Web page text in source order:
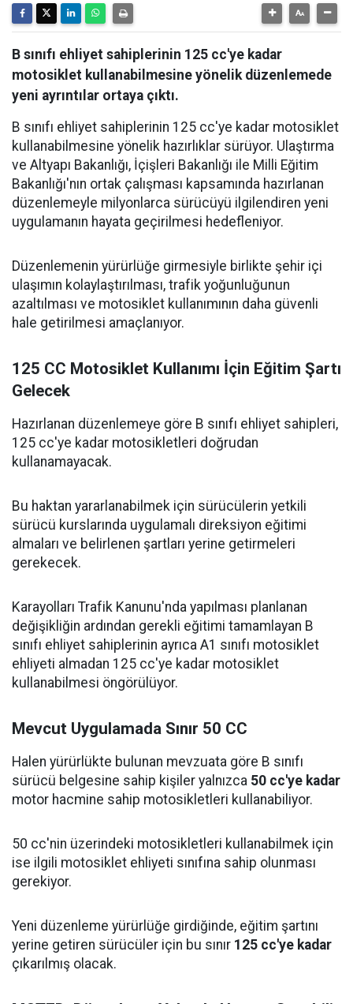
B sınıfı ehliyet sahiplerinin 125 cc'ye kadar
motosiklet kullanabilmesine yönelik düzenlemede
yeni ayrıntılar ortaya çıktı.
B sınıfı ehliyet sahiplerinin 125 cc'ye kadar motosiklet
kullanabilmesine yönelik hazırlıklar sürüyor. Ulaştırma
ve Altyapı Bakanlığı, İçişleri Bakanlığı ile Milli Eğitim
Bakanlığı'nın ortak çalışması kapsamında hazırlanan
düzenlemeyle milyonlarca sürücüyü ilgilendiren yeni
uygulamanın hayata geçirilmesi hedefleniyor.
Düzenlemenin yürürlüğe girmesiyle birlikte şehir içi
ulaşımın kolaylaştırılması, trafik yoğunluğunun
azaltılması ve motosiklet kullanımının daha güvenli
hale getirilmesi amaçlanıyor.
125 CC Motosiklet Kullanımı İçin Eğitim Şartı
Gelecek
Hazırlanan düzenlemeye göre B sınıfı ehliyet sahipleri,
125 cc'ye kadar motosikletleri doğrudan
kullanamayacak.
Bu haktan yararlanabilmek için sürücülerin yetkili
sürücü kurslarında uygulamalı direksiyon eğitimi
almaları ve belirlenen şartları yerine getirmeleri
gerekecek.
Karayolları Trafik Kanunu'nda yapılması planlanan
değişikliğin ardından gerekli eğitimi tamamlayan B
sınıfı ehliyet sahiplerinin ayrıca A1 sınıfı motosiklet
ehliyeti almadan 125 cc'ye kadar motosiklet
kullanabilmesi öngörülüyor.
Mevcut Uygulamada Sınır 50 CC
Halen yürürlükte bulunan mevzuata göre B sınıfı
sürücü belgesine sahip kişiler yalnızca 50 cc'ye kadar
motor hacmine sahip motosikletleri kullanabiliyor.
50 cc'nin üzerindeki motosikletleri kullanabilmek için
ise ilgili motosiklet ehliyeti sınıfına sahip olunması
gerekiyor.
Yeni düzenleme yürürlüğe girdiğinde, eğitim şartını
yerine getiren sürücüler için bu sınır 125 cc'ye kadar
çıkarılmış olacak.